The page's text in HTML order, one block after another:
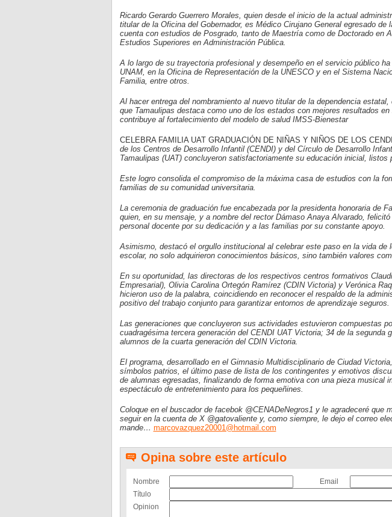
Ricardo Gerardo Guerrero Morales, quien desde el inicio de la actual
titular de la Oficina del Gobernador, es Médico Cirujano General egresado
cuenta con estudios de Posgrado, tanto de Maestría como de Doctorado en
Estudios Superiores en Administración Pública.
A lo largo de su trayectoria profesional y desempeño en el servicio público
UNAM, en la Oficina de Representación de la UNESCO y en el Sistema
Familia, entre otros.
Al hacer entrega del nombramiento al nuevo titular de la dependencia
que Tamaulipas destaca como uno de los estados con mejores resultados
contribuye al fortalecimiento del modelo de salud IMSS-Bienestar
CELEBRA FAMILIA UAT GRADUACIÓN DE NIÑAS Y NIÑOS DE LOS
de los Centros de Desarrollo Infantil (CENDI) y del Círculo de Desarrollo
Tamaulipas (UAT) concluyeron satisfactoriamente su educación inicial, listos
Este logro consolida el compromiso de la máxima casa de estudios con la
familias de su comunidad universitaria.
La ceremonia de graduación fue encabezada por la presidenta honoraria de
quien, en su mensaje, y a nombre del rector Dámaso Anaya Alvarado,
personal docente por su dedicación y a las familias por su constante apoyo.
Asimismo, destacó el orgullo institucional al celebrar este paso en la vida de
escolar, no solo adquirieron conocimientos básicos, sino también valores
En su oportunidad, las directoras de los respectivos centros formativos
Empresarial), Olivia Carolina Ortegón Ramírez (CDIN Victoria) y Verónica
hicieron uso de la palabra, coincidiendo en reconocer el respaldo de la
positivo del trabajo conjunto para garantizar entornos de aprendizaje seguros.
Las generaciones que concluyeron sus actividades estuvieron compuestas
cuadragésima tercera generación del CENDI UAT Victoria; 34 de la segunda
alumnos de la cuarta generación del CDIN Victoria.
El programa, desarrollado en el Gimnasio Multidisciplinario de Ciudad
símbolos patrios, el último pase de lista de los contingentes y emotivos
de alumnas egresadas, finalizando de forma emotiva con una pieza musical
espectáculo de entretenimiento para los pequeñines.
Coloque en el buscador de facebok @CENADeNegros1 y le agradeceré que
seguir en la cuenta de X @gatovaliente y, como siempre, le dejo el correo
mande… marcovazquez20001@hotmail.com
Opina sobre este artículo
Nombre
Email
Título
Opinion